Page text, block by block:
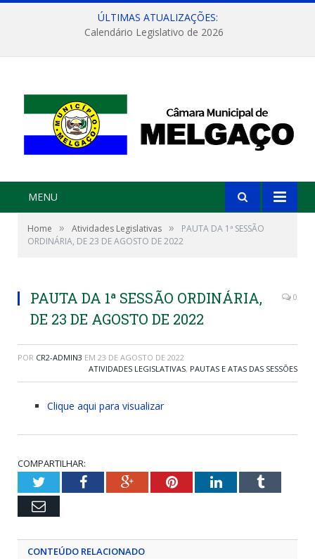
ÚLTIMAS ATUALIZAÇÕES:
Calendário Legislativo de 2026
MENU
Home » Atividades Legislativas »
PAUTA DA 1ª SESSÃO
ORDINÁRIA, DE 23 DE AGOSTO DE 2022
PAUTA DA 1ª SESSÃO ORDINÁRIA,
DE 23 DE AGOSTO DE 2022
0
POR CR2-ADMIN3 EM 23 DE AGOSTO DE 2022
ATIVIDADES LEGISLATIVAS, PAUTAS E ATAS DAS SESSÕES
Clique aqui para visualizar
COMPARTILHAR:
TwitterFacebookGoogle+PinterestLinkedInTumblr
Email
CONTEÚDO RELACIONADO